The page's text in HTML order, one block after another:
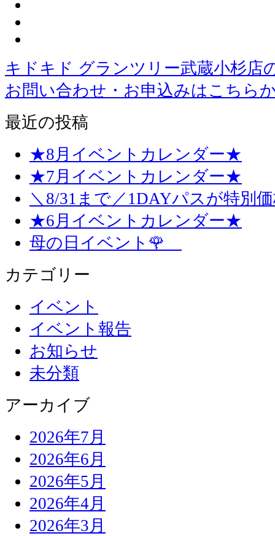
キドキド グランツリー武蔵小杉店
お問い合わせ・お申込みはこちら
最近の投稿
★8月イベントカレンダー★
★7月イベントカレンダー★
＼8/31まで／1DAYパスが特別
★6月イベントカレンダー★
母の日イベント🌹
カテゴリー
イベント
イベント報告
お知らせ
未分類
アーカイブ
2026年7月
2026年6月
2026年5月
2026年4月
2026年3月